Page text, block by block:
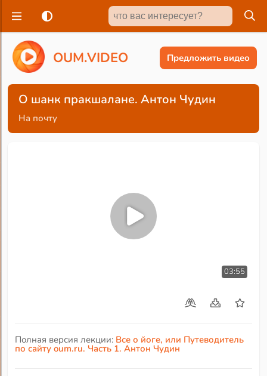
OUM.VIDEO Предложить видео
О шанк пракшалане. Антон Чудин
На почту
03:55
Полная версия лекции: Все о йоге, или Путеводитель
по сайту oum.ru. Часть 1. Антон Чудин